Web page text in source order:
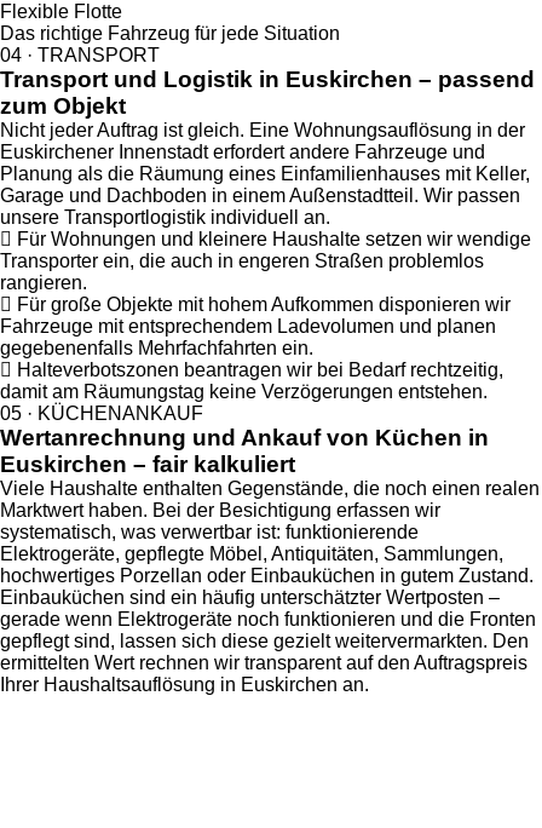
Flexible Flotte
Das richtige Fahrzeug für jede Situation
04 · TRANSPORT
Transport und Logistik in Euskirchen – passend
zum Objekt
Nicht jeder Auftrag ist gleich. Eine Wohnungsauflösung in der
Euskirchener Innenstadt erfordert andere Fahrzeuge und
Planung als die Räumung eines Einfamilienhauses mit Keller,
Garage und Dachboden in einem Außenstadtteil. Wir passen
unsere Transportlogistik individuell an.
Für Wohnungen und kleinere Haushalte setzen wir wendige
Transporter ein, die auch in engeren Straßen problemlos
rangieren.
Für große Objekte mit hohem Aufkommen disponieren wir
Fahrzeuge mit entsprechendem Ladevolumen und planen
gegebenenfalls Mehrfachfahrten ein.
Halteverbotszonen beantragen wir bei Bedarf rechtzeitig,
damit am Räumungstag keine Verzögerungen entstehen.
05 · KÜCHENANKAUF
Wertanrechnung und Ankauf von Küchen in
Euskirchen – fair kalkuliert
Viele Haushalte enthalten Gegenstände, die noch einen realen
Marktwert haben. Bei der Besichtigung erfassen wir
systematisch, was verwertbar ist: funktionierende
Elektrogeräte, gepflegte Möbel, Antiquitäten, Sammlungen,
hochwertiges Porzellan oder Einbauküchen in gutem Zustand.
Einbauküchen sind ein häufig unterschätzter Wertposten –
gerade wenn Elektrogeräte noch funktionieren und die Fronten
gepflegt sind, lassen sich diese gezielt weitervermarkten. Den
ermittelten Wert rechnen wir transparent auf den Auftragspreis
Ihrer Haushaltsauflösung in Euskirchen an.